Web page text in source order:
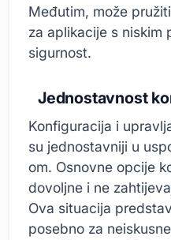
Međutim, može
za aplikacije s niskim
sigurnost.
Jednostavnost
Konfiguracija i
su jednostavniji u
om. Osnovne opcije
dovoljne i ne
Ova situacija
posebno za